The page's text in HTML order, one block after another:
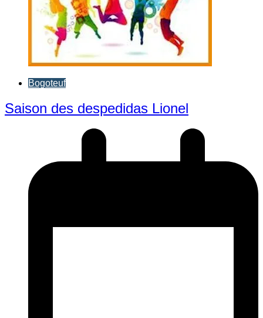
Bogoteuf
Saison des despedidas Lionel